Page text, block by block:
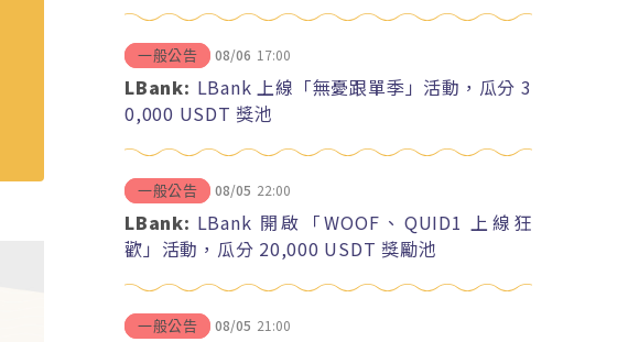
一般公告 08/06 17:00
LBank: LBank 上線「無憂跟單季」活動，瓜分 3
0,000 USDT 獎池
一般公告 08/05 22:00
LBank: LBank 開啟「WOOF、QUID1 上線狂
歡」活動，瓜分 20,000 USDT 獎勵池
一般公告 08/05 21:00